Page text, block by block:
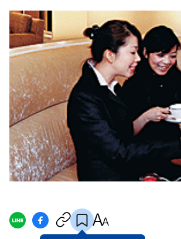
林美姿 加入追蹤